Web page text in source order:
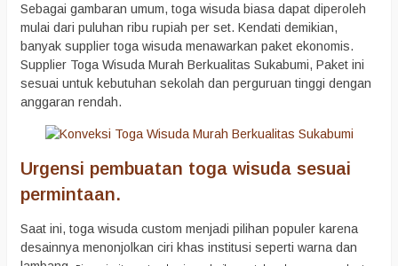
Sebagai gambaran umum, toga wisuda biasa dapat diperoleh
mulai dari puluhan ribu rupiah per set. Kendati demikian,
banyak supplier toga wisuda menawarkan paket ekonomis.
Supplier Toga Wisuda Murah Berkualitas Sukabumi, Paket ini
sesuai untuk kebutuhan sekolah dan perguruan tinggi dengan
anggaran rendah.
Urgensi pembuatan toga wisuda sesuai
permintaan.
Saat ini, toga wisuda custom menjadi pilihan populer karena
desainnya menonjolkan ciri khas institusi seperti warna dan